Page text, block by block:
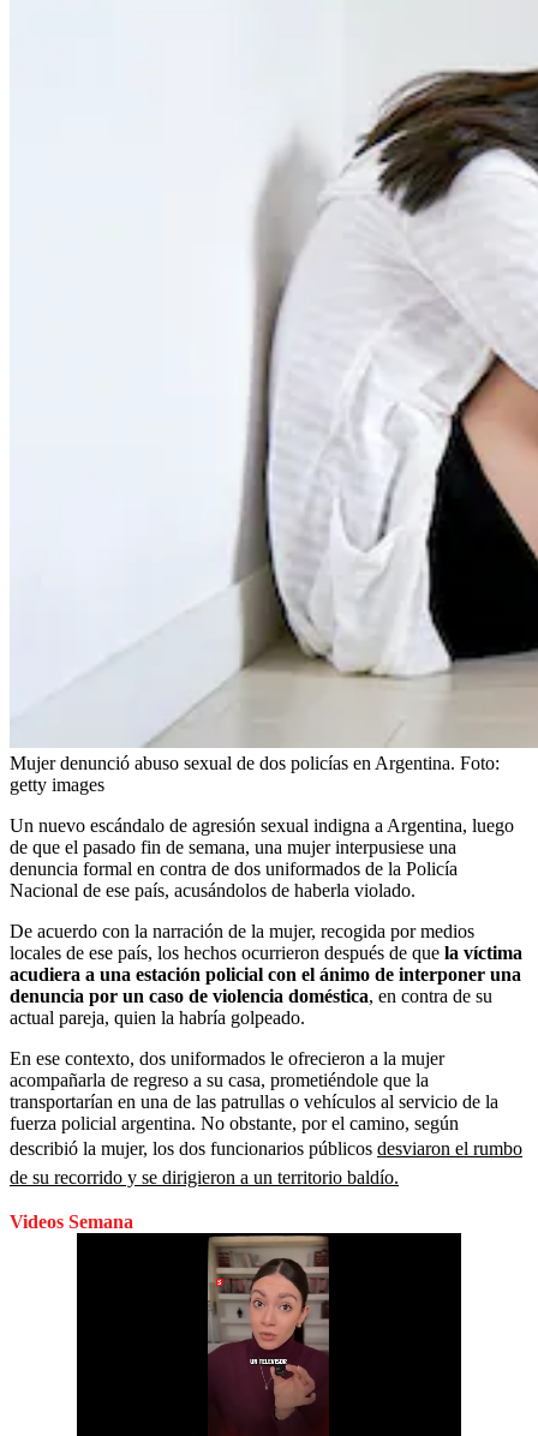
Mujer denunció abuso sexual de dos policías en Argentina. Foto:
getty images
Un nuevo escándalo de agresión sexual indigna a Argentina, luego
de que el pasado fin de semana, una mujer interpusiese una
denuncia formal en contra de dos uniformados de la Policía
Nacional de ese país, acusándolos de haberla violado.
De acuerdo con la narración de la mujer, recogida por medios
locales de ese país, los hechos ocurrieron después de que la víctima
acudiera a una estación policial con el ánimo de interponer una
denuncia por un caso de violencia doméstica, en contra de su
actual pareja, quien la habría golpeado.
En ese contexto, dos uniformados le ofrecieron a la mujer
acompañarla de regreso a su casa, prometiéndole que la
transportarían en una de las patrullas o vehículos al servicio de la
fuerza policial argentina. No obstante, por el camino, según
describió la mujer, los dos funcionarios públicos desviaron el rumbo
de su recorrido y se dirigieron a un territorio baldío.
Videos Semana